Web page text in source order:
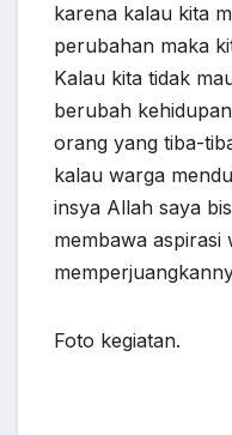
karena kalau kita
perubahan maka
Kalau kita tidak
berubah
orang yang tiba-
kalau warga
insya Allah saya
membawa aspirasi
Foto kegiatan.